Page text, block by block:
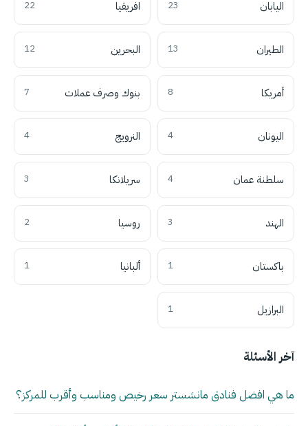
اليابان 23 افريقيا 22
الطيران 13 البحرين 12
أمريكا 8 بنوك وصرف عملات 7
اليونان 4 النرويج 4
سلطنة عمان 4 سريلانكا 3
الهند 3 روسيا 2
باكستان 1 ألبانيا 1
البرازيل 1
آخر الأسئلة
ما هي افضل فنادق مانشستر سعر رخيص ومناسب وأقرب للمركز؟